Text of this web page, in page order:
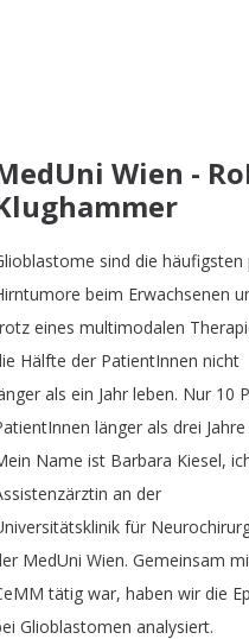
Wien -
sind die häufigsten
beim Erwachsenen
eines multimodalen
Hälfte der PatientInnen nicht
als ein Jahr leben. Nur 10
länger als drei Jahre
Name ist Barbara Kiesel,
an der
für
MedUni Wien. Gemeinsam
tätig war, haben wir die
Glioblastomen analysiert.